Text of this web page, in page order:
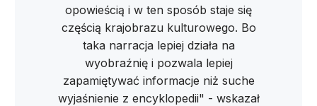
opowieścią i w ten sposób staje się
częścią krajobrazu kulturowego. Bo
taka narracja lepiej działa na
wyobraźnię i pozwala lepiej
zapamiętywać informacje niż suche
wyjaśnienie z encyklopedii" - wskazał